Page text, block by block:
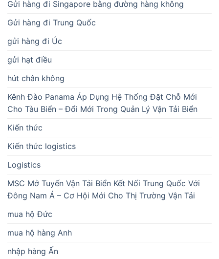
Gửi hàng đi Singapore bằng đường hàng không
Gửi hàng đi Trung Quốc
gửi hàng đi Úc
gửi hạt điều
hút chân không
Kênh Đào Panama Áp Dụng Hệ Thống Đặt Chỗ Mới
Cho Tàu Biển – Đổi Mới Trong Quản Lý Vận Tải Biển
Kiến thức
Kiến thức logistics
Logistics
MSC Mở Tuyến Vận Tải Biển Kết Nối Trung Quốc Với
Đông Nam Á – Cơ Hội Mới Cho Thị Trường Vận Tải
mua hộ Đức
mua hộ hàng Anh
nhập hàng Ấn